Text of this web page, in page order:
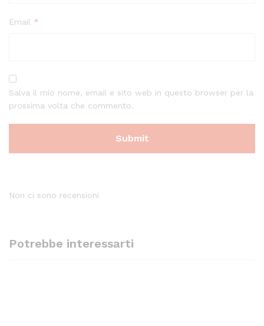
Email *
Salva il mio nome, email e sito web in questo browser per la
prossima volta che commento.
Non ci sono recensioni
Potrebbe interessarti